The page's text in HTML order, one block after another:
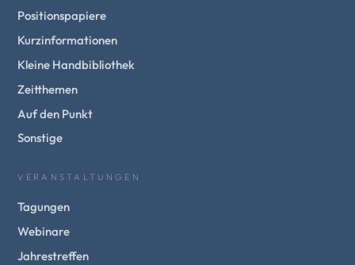
Positionspapiere
Kurzinformationen
Kleine Handbibliothek
Zeitthemen
Auf den Punkt
Sonstige
VERANSTALTUNGEN
Tagungen
Webinare
Jahrestreffen